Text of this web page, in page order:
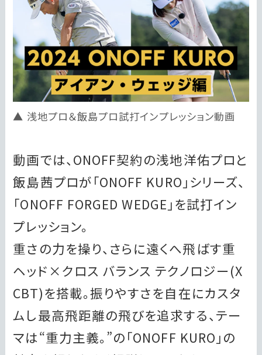
浅地プロ＆飯島プロ試打インプレッション動画
動画では、ONOFF契約の浅地洋佑プロと
飯島茜プロが「ONOFF KURO」シリーズ、
「ONOFF FORGED WEDGE」を試打イン
プレッション。
重さの力を操り、さらに遠くへ飛ばす重
ヘッド×クロス バランス テクノロジー(X
CBT)を搭載。振りやすさを自在にカスタ
ムし最高飛距離の飛びを追求する、テー
マは“重力主義。”の「ONOFF KURO」の